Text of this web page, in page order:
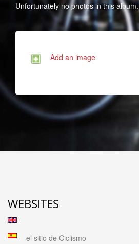
Unfortunately no photos in this album.
Add an image
WEBSITES
el sitio de Ciclismo